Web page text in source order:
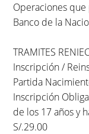
Operaciones
Banco de la
TRAMITES
Inscripción /
Partida
Inscripción
de los 17 años y
S/.29.00